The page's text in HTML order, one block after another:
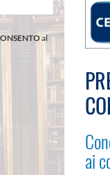
al
ai